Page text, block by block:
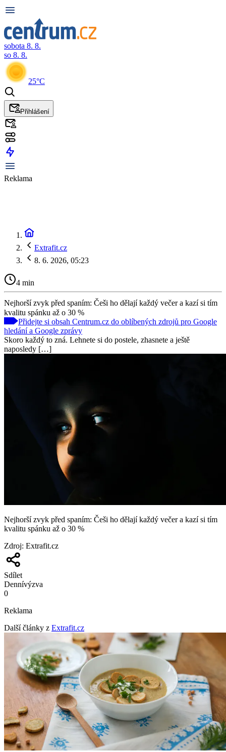
sobota 8. 8.
so 8. 8.
25°C
Přihlášení
Reklama
Extrafit.cz
8. 6. 2026, 05:23
4 min
Nejhorší zvyk před spaním: Češi ho dělají každý večer a kazí si tím
kvalitu spánku až o 30 %
Přidejte si obsah Centrum.cz do oblíbených zdrojů pro Google
hledání a Google zprávy
Skoro každý to zná. Lehnete si do postele, zhasnete a ještě
naposledy […]
Nejhorší zvyk před spaním: Češi ho dělají každý večer a kazí si tím
kvalitu spánku až o 30 %
Zdroj: Extrafit.cz
Sdílet
Dennívýzva
0
Reklama
Další články z Extrafit.cz